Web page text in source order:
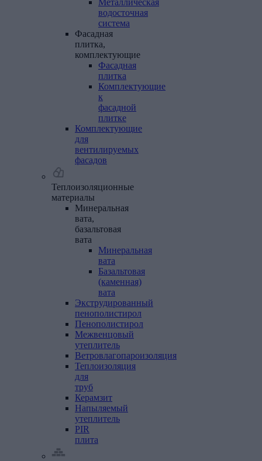
Металлическая
водосточная
система
Фасадная
плитка,
комплектующие
Фасадная
плитка
Комплектующие
к
фасадной
плитке
Комплектующие
для
вентилируемых
фасадов
Теплоизоляционные
материалы
Минеральная
вата,
базальтовая
вата
Минеральная
вата
Базальтовая
(каменная)
вата
Экструдированный
пенополистирол
Пенополистирол
Межвенцовый
утеплитель
Ветровлагопароизоляция
Теплоизоляция
для
труб
Керамзит
Напыляемый
утеплитель
PIR
плита